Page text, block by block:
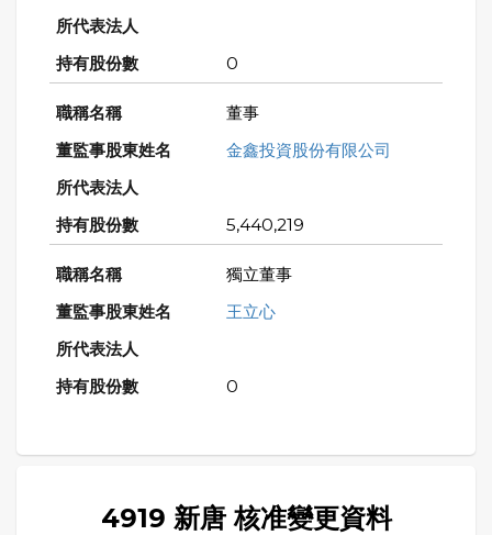
0
董事
金鑫投資股份有限公司
5,440,219
獨立董事
王立心
0
4919 新唐 核准變更資料